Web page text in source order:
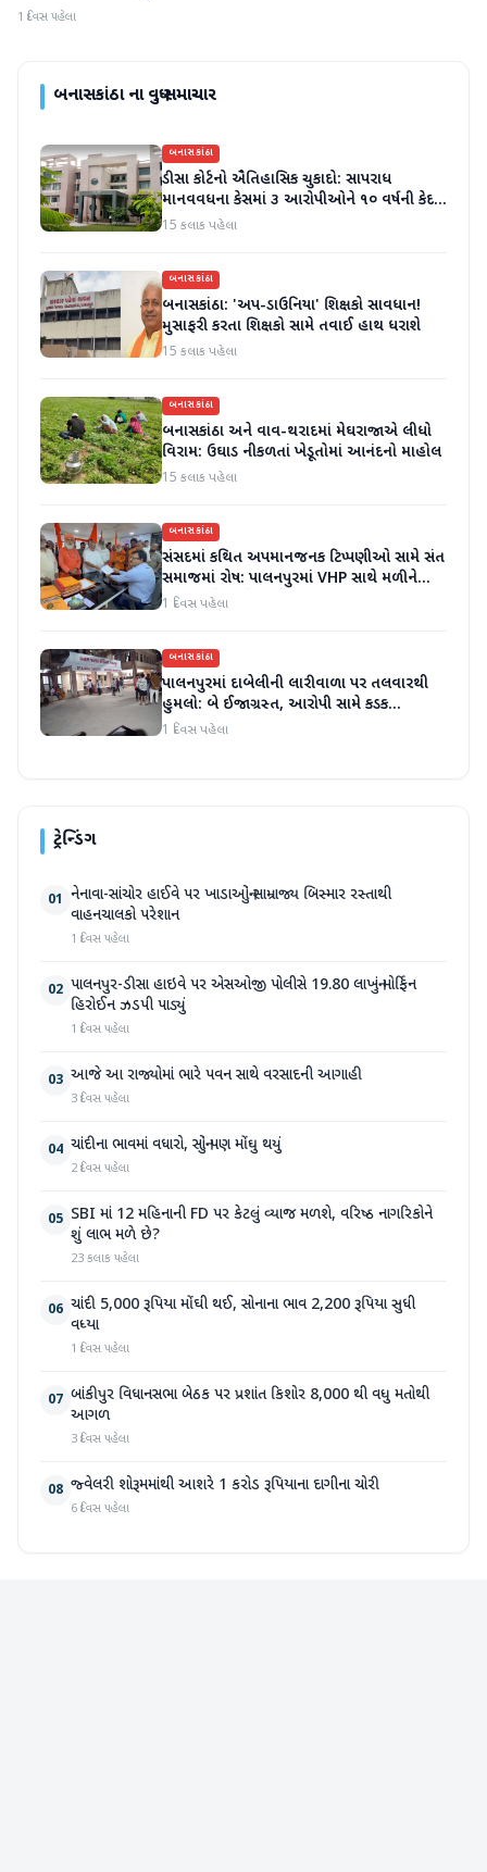
1 દિવસ પહેલા
બનાસકાંઠાના વધુ સમાચાર
બનાસકાંઠા
ડીસા કોર્ટનો ઐતિહાસિક ચુકાદો: સાપરાધ
માનવવધના કેસમાં ૩ આરોપીઓને ૧૦ વર્ષની કેદ
અને ૬ લાખનો દંડ
15 કલાક પહેલા
બનાસકાંઠા
બનાસકાંઠા: 'અપ-ડાઉનિયા' શિક્ષકો સાવધાન!
મુસાફરી કરતા શિક્ષકો સામે તવાઈ હાથ ધરાશે
15 કલાક પહેલા
બનાસકાંઠા
બનાસકાંઠા અને વાવ-થરાદમાં મેઘરાજાએ લીધો
વિરામ: ઉઘાડ નીકળતાં ખેડૂતોમાં આનંદનો માહોલ
15 કલાક પહેલા
બનાસકાંઠા
સંસદમાં કથિત અપમાનજનક ટિપ્પણીઓ સામે સંત
સમાજમાં રોષ: પાલનપુરમાં VHP સાથે મળીને
અધિક કલેક્ટરને આવેદનપત્ર આપ્યું
1 દિવસ પહેલા
બનાસકાંઠા
પાલનપુરમાં દાબેલીની લારીવાળા પર તલવારથી
હુમલો: બે ઈજાગ્રસ્ત, આરોપી સામે કડક
કાર્યવાહીની માંગ
1 દિવસ પહેલા
ટ્રેન્ડિંગ
01 નેનાવા-સાંચોર હાઈવે પર ખાડાઓનું સામ્રાજ્ય બિસ્માર રસ્તાથી
વાહનચાલકો પરેશાન
1 દિવસ પહેલા
02 પાલનપુર-ડીસા હાઇવે પર એસઓજી પોલીસે 19.80 લાખનું મોર્ફિન
હિરોઈન ઝડપી પાડ્યું
1 દિવસ પહેલા
03 આજે આ રાજ્યોમાં ભારે પવન સાથે વરસાદની આગાહી
3 દિવસ પહેલા
04 ચાંદીના ભાવમાં વધારો, સોનું પણ મોંઘુ થયું
2 દિવસ પહેલા
05 SBI માં 12 મહિનાની FD પર કેટલું વ્યાજ મળશે, વરિષ્ઠ નાગરિકોને
શું લાભ મળે છે?
23 કલાક પહેલા
06 ચાંદી 5,000 રૂપિયા મોંઘી થઈ, સોનાના ભાવ 2,200 રૂપિયા સુધી
વધ્યા
1 દિવસ પહેલા
07 બાંકીપુર વિધાનસભા બેઠક પર પ્રશાંત કિશોર 8,000 થી વધુ મતોથી
આગળ
3 દિવસ પહેલા
08 જ્વેલરી શોરૂમમાંથી આશરે 1 કરોડ રૂપિયાના દાગીના ચોરી
6 દિવસ પહેલા